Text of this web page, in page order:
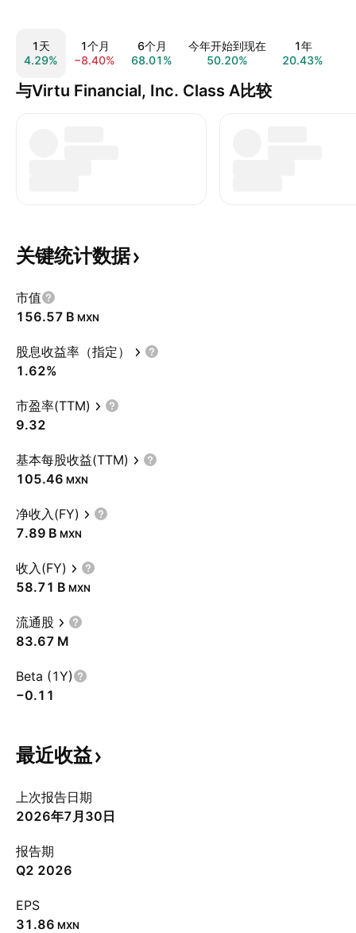
1天
4.29%
1个月
−8.40%
6个月
68.01%
今年开始到现在
50.20%
1年
20.43%
与Virtu Financial, Inc. Class A比较
关键统计数据
市值
‪156.57 B‬ MXN
股息收益率（指定）
1.62%
市盈率(TTM)
9.32
基本每股收益(TTM)
105.46 MXN
净收入(FY)
‪7.89 B‬ MXN
收入(FY)
‪58.71 B‬ MXN
流通股
‪83.67 M‬
Beta (1Y)
−0.11
最近收益
上次报告日期
2026年7月30日
报告期
Q2 2026
EPS
31.86 MXN